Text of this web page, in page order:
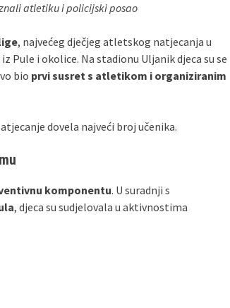
atletiku i policijski posao
, najvećeg dječjeg atletskog natjecanja u
Pule i okolice. Na stadionu Uljanik djeca su se
bio prvi susret s atletikom i organiziranim
dovela najveći broj učenika.
komponentu. U suradnji s
, djeca su sudjelovala u aktivnostima